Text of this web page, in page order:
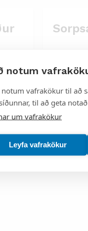
notum
notum vafrakökur til að
til að geta
um vafrakökur
Leyfa vafrakökur